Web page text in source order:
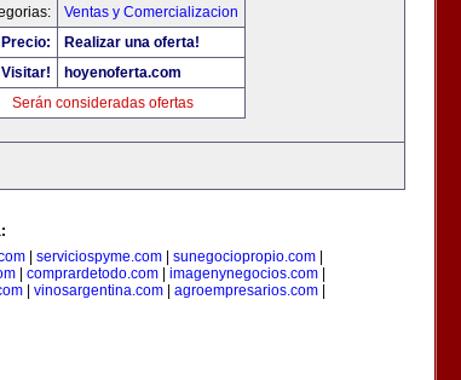
Ventas y Comercializacion
Precio:
Realizar una oferta!
Visitar!
hoyenoferta.com
Serán consideradas ofertas
serviciospyme.com sunegociopropio.com
comprardetodo.com imagenynegocios.com
vinosargentina.com agroempresarios.com